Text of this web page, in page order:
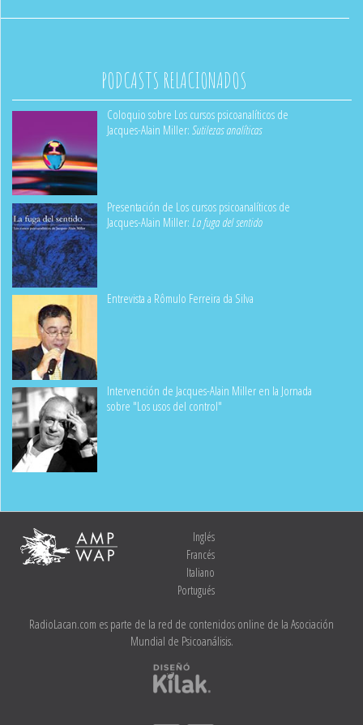
PODCASTS RELACIONADOS
Coloquio sobre Los cursos psicoanalíticos de
Jacques-Alain Miller: Sutilezas analíticas
Presentación de Los cursos psicoanalíticos de
Jacques-Alain Miller:La fuga del sentido
Entrevista a Rômulo Ferreira da Silva
Intervención de Jacques-Alain Miller en la Jornada
sobre "Los usos del control"
Inglés
Francés
Italiano
Portugués
RadioLacan.com es parte de la red de contenidos online de la Asociación
Mundial de Psicoanálisis.